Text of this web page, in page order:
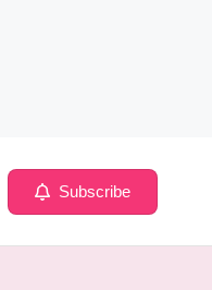
Subscribe